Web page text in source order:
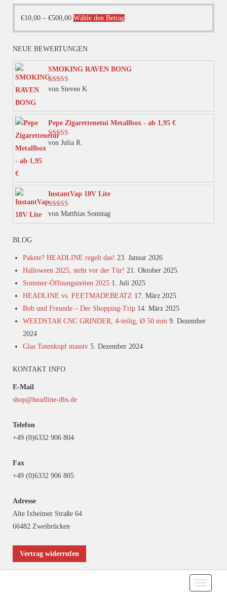
der
gewählt
€10,00 – €500,00 Wähle den BetragDieses
Produkt
Varianten
können
werden
NEUE BEWERTUNGEN
SMOKING RAVEN BONG
Bewertet mit
von Steven K.
Pepe Zigarettenetui Metallbox - ab 1,95 €
Bewertet mit
von Julia R.
InstantVap 18V Lite
Bewertet mit
5von 5
von Matthias Sonntag
BLOG
Pakete? HEADLINE regelt das! 23. Januar 2026
Halloween 2025, steht vor der Tür! 21. Oktober 2025
Sommer-Öffnungszeiten 2025 1. Juli 2025
HEADLINE vs. FEETMADEBEATZ 17. März 2025
Bob und Freunde – Der Shopping-Trip 14. März 2025
WEEDSTAR CNC GRINDER, 4-teilig, Ø 50 mm 9. Dezember
2024
Glas Totenkopf massiv 5. Dezember 2024
KONTAKT INFO
E-Mail
shop@headline-dbs.de
Telefon
+49 (0)6332 906 804
Fax
+49 (0)6332 906 805
Adresse
Alte Ixheimer Straße 64
66482 Zweibrücken
Vertrag widerrufen
Toggle